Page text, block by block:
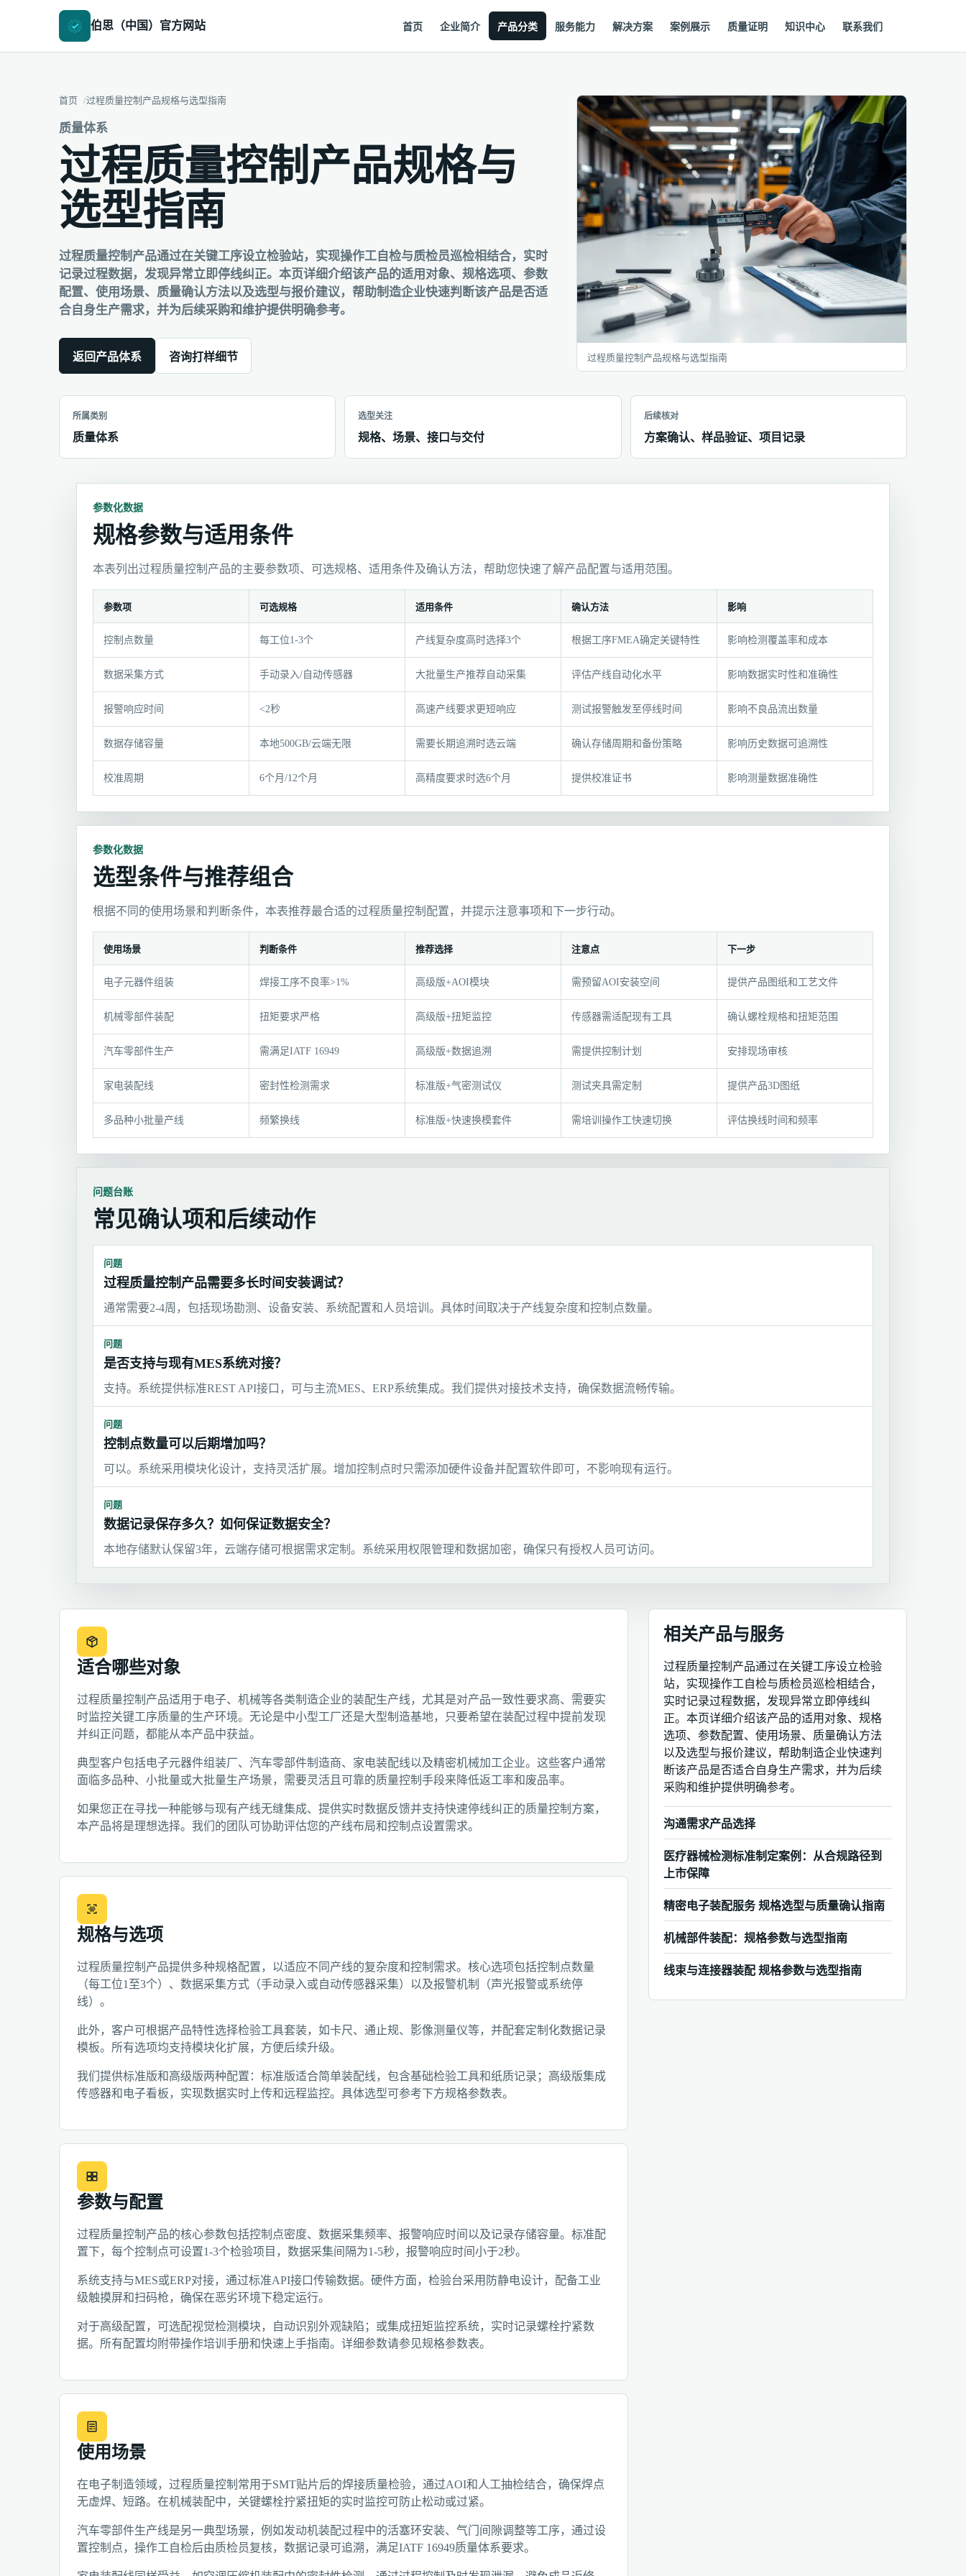
伯思（中国）官方网站 首页 企业简介 产品分类 服务能力 解决方案 案例展示 质量证明 知识中心 联系我们
首页 过程质量控制产品规格与选型指南
质量体系
过程质量控制产品规格与
选型指南
过程质量控制产品通过在关键工序设立检验站，实现操作工自检与质检员巡检相结合，实时
记录过程数据，发现异常立即停线纠正。本页详细介绍该产品的适用对象、规格选项、参数
配置、使用场景、质量确认方法以及选型与报价建议，帮助制造企业快速判断该产品是否适
合自身生产需求，并为后续采购和维护提供明确参考。
返回产品体系 咨询打样细节 过程质量控制产品规格与选型指南
所属类别
质量体系
选型关注
规格、场景、接口与交付
后续核对
方案确认、样品验证、项目记录
参数化数据
规格参数与适用条件
本表列出过程质量控制产品的主要参数项、可选规格、适用条件及确认方法，帮助您快速了解产品配置与适用范围。
参
用
参数项 可选规格 适用条件 确认方法 影响
控制点数量 每工位1-3个 产线复杂度高时选择3个 根据工序FMEA确定关键特性 影响检测覆盖率和成本
数据采集方式 手动录入/自动传感器 大批量生产推荐自动采集 评估产线自动化水平 影响数据实时性和准确性
报警响应时间 <2秒 高速产线要求更短响应 测试报警触发至停线时间 影响不良品流出数量
数据存储容量 本地500GB/云端无限 需要长期追溯时选云端 确认存储周期和备份策略 影响历史数据可追溯性
校准周期 6个月/12个月 高精度要求时选6个月 提供校准证书 影响测量数据准确性
参数化数据
选型条件与推荐组合
根据不同的使用场景和判断条件，本表推荐最合适的过程质量控制配置，并提示注意事项和下一步行动。
与
荐
使用场景 判断条件 推荐选择 注意点 下一步
电子元器件组装 焊接工序不良率>1% 高级版+AOI模块 需预留AOI安装空间 提供产品图纸和工艺文件
机械零部件装配 扭矩要求严格 高级版+扭矩监控 传感器需适配现有工具 确认螺栓规格和扭矩范围
汽车零部件生产 需满足IATF 16949 高级版+数据追溯 需提供控制计划 安排现场审核
家电装配线 密封性检测需求 标准版+气密测试仪 测试夹具需定制 提供产品3D图纸
多品种小批量产线 频繁换线 标准版+快速换模套件 需培训操作工快速切换 评估换线时间和频率
问题台账
常见确认项和后续动作
问题
过程质量控制产品需要多长时间安装调试？
通常需要2-4周，包括现场勘测、设备安装、系统配置和人员培训。具体时间取决于产线复杂度和控制点数量。
问题
是否支持与现有MES系统对接？
支持。系统提供标准REST API接口，可与主流MES、ERP系统集成。我们提供对接技术支持，确保数据流畅传输。
问题
控制点数量可以后期增加吗？
可以。系统采用模块化设计，支持灵活扩展。增加控制点时只需添加硬件设备并配置软件即可，不影响现有运行。
问题
数据记录保存多久？如何保证数据安全？
本地存储默认保留3年，云端存储可根据需求定制。系统采用权限管理和数据加密，确保只有授权人员可访问。
适合哪些对象
过程质量控制产品适用于电子、机械等各类制造企业的装配生产线，尤其是对产品一致性要求高、需要实
时监控关键工序质量的生产环境。无论是中小型工厂还是大型制造基地，只要希望在装配过程中提前发现
并纠正问题，都能从本产品中获益。
典型客户包括电子元器件组装厂、汽车零部件制造商、家电装配线以及精密机械加工企业。这些客户通常
面临多品种、小批量或大批量生产场景，需要灵活且可靠的质量控制手段来降低返工率和废品率。
如果您正在寻找一种能够与现有产线无缝集成、提供实时数据反馈并支持快速停线纠正的质量控制方案，
本产品将是理想选择。我们的团队可协助评估您的产线布局和控制点设置需求。
规格与选项
过程质量控制产品提供多种规格配置，以适应不同产线的复杂度和控制需求。核心选项包括控制点数量
（每工位1至3个）、数据采集方式（手动录入或自动传感器采集）以及报警机制（声光报警或系统停
线）。
此外，客户可根据产品特性选择检验工具套装，如卡尺、通止规、影像测量仪等，并配套定制化数据记录
模板。所有选项均支持模块化扩展，方便后续升级。
我们提供标准版和高级版两种配置：标准版适合简单装配线，包含基础检验工具和纸质记录；高级版集成
传感器和电子看板，实现数据实时上传和远程监控。具体选型可参考下方规格参数表。
参数与配置
过程质量控制产品的核心参数包括控制点密度、数据采集频率、报警响应时间以及记录存储容量。标准配
置下，每个控制点可设置1-3个检验项目，数据采集间隔为1-5秒，报警响应时间小于2秒。
系统支持与MES或ERP对接，通过标准API接口传输数据。硬件方面，检验台采用防静电设计，配备工业
级触摸屏和扫码枪，确保在恶劣环境下稳定运行。
对于高级配置，可选配视觉检测模块，自动识别外观缺陷；或集成扭矩监控系统，实时记录螺栓拧紧数
据。所有配置均附带操作培训手册和快速上手指南。详细参数请参见规格参数表。
使用场景
在电子制造领域，过程质量控制常用于SMT贴片后的焊接质量检验，通过AOI和人工抽检结合，确保焊点
无虚焊、短路。在机械装配中，关键螺栓拧紧扭矩的实时监控可防止松动或过紧。
汽车零部件生产线是另一典型场景，例如发动机装配过程中的活塞环安装、气门间隙调整等工序，通过设
置控制点，操作工自检后由质检员复核，数据记录可追溯，满足IATF 16949质量体系要求。
相关产品与服务
过程质量控制产品通过在关键工序设立检验
站，实现操作工自检与质检员巡检相结合，
实时记录过程数据，发现异常立即停线纠
正。本页详细介绍该产品的适用对象、规格
选项、参数配置、使用场景、质量确认方法
以及选型与报价建议，帮助制造企业快速判
断该产品是否适合自身生产需求，并为后续
采购和维护提供明确参考。
沟通需求产品选择
医疗器械检测标准制定案例：从合规路径到
上市保障
精密电子装配服务 规格选型与质量确认指南
机械部件装配：规格参数与选型指南
线束与连接器装配 规格参数与选型指南